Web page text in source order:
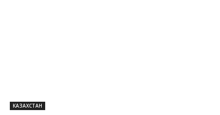
КАЗАХСТАН